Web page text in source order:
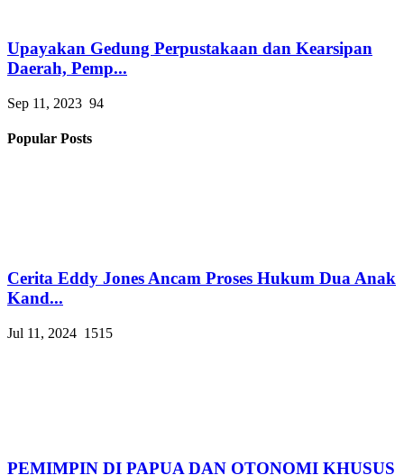
Upayakan Gedung Perpustakaan dan Kearsipan
Daerah, Pemp...
Sep 11, 2023 94
Popular Posts
Cerita Eddy Jones Ancam Proses Hukum Dua Anak
Kand...
Jul 11, 2024 1515
PEMIMPIN DI PAPUA DAN OTONOMI KHUSUS